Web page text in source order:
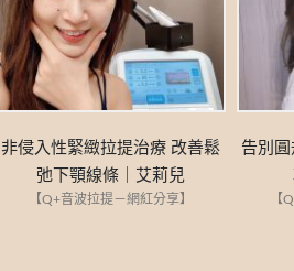
非侵入性緊緻拉提治療 改善鬆
弛下顎線條｜艾莉兒
【Q+音波拉提－網紅分享】
告別
【